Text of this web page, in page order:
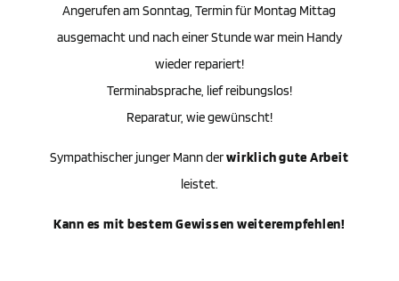
Angerufen am Sonntag, Termin für Montag Mittag
ausgemacht und nach einer Stunde war mein Handy
wieder repariert!
Terminabsprache, lief reibungslos!
Reparatur, wie gewünscht!
Sympathischer junger Mann derwirklich gute Arbeit
leistet.
Kann es mit bestem Gewissen weiterempfehlen!